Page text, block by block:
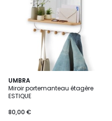
UMBRA
Miroir portemanteau étagère
ESTIQUE
80,00 €